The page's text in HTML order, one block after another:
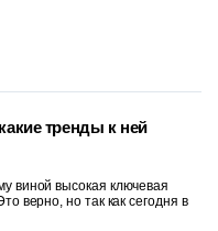
тренды к ней
виной высокая ключевая
верно, но так как сегодня в